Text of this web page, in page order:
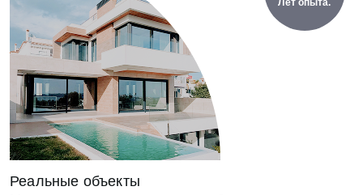
Лет опыта.
Реальные объекты